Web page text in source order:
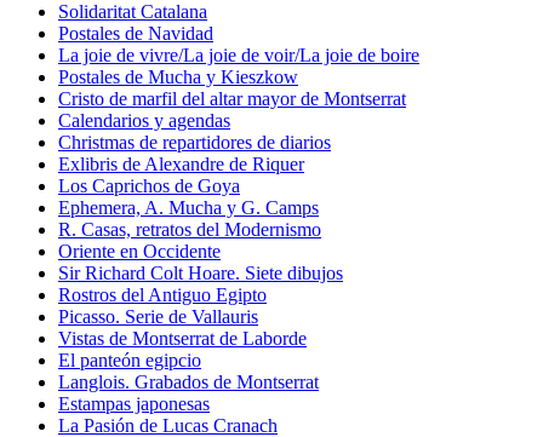
Solidaritat Catalana
Postales de Navidad
La joie de vivre/La joie de voir/La joie de boire
Postales de Mucha y Kieszkow
Cristo de marfil del altar mayor de Montserrat
Calendarios y agendas
Christmas de repartidores de diarios
Exlibris de Alexandre de Riquer
Los Caprichos de Goya
Ephemera, A. Mucha y G. Camps
R. Casas, retratos del Modernismo
Oriente en Occidente
Sir Richard Colt Hoare. Siete dibujos
Rostros del Antiguo Egipto
Picasso. Serie de Vallauris
Vistas de Montserrat de Laborde
El panteón egipcio
Langlois. Grabados de Montserrat
Estampas japonesas
La Pasión de Lucas Cranach